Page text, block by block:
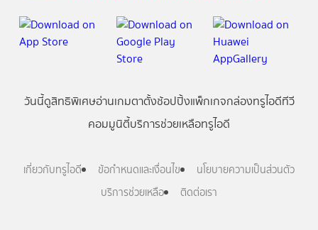
วันนี้ดูสิทธิพิเศษอ่านเกมตาตั้งช้อปปิ้งแพ็กเกจกล่องทรูไอดีทีวี
คอมมูนิตี้บริการช่วยเหลือทรูไอดี
เกี่ยวกับทรูไอดี ข้อกำหนดและเงื่อนไข
นโยบายความเป็นส่วนตัว
บริการช่วยเหลือ
ติดต่อเรา